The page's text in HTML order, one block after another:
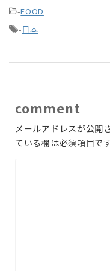
-FOOD
-日本
comment
メールアドレスが公開
ている欄は必須項目で